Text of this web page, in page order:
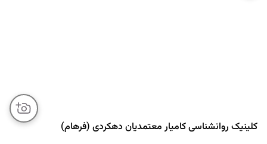
کلینیک روانشناسی کامیار معتمدیان دهکردی (فرهام)